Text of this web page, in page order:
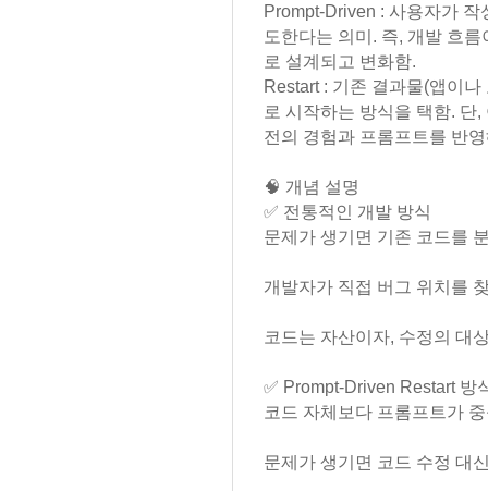
Prompt-Driven : 사용자가
도한다는 의미. 즉, 개발 흐
로 설계되고 변화함.
Restart : 기존 결과물(앱이
로 시작하는 방식을 택함. 단
전의 경험과 프롬프트를 반
🧠 개념 설명
✅ 전통적인 개발 방식
문제가 생기면 기존 코드를
개발자가 직접 버그 위치를
코드는 자산이자, 수정의 대
✅ Prompt-Driven Restart 방
코드 자체보다 프롬프트가
문제가 생기면 코드 수정 대